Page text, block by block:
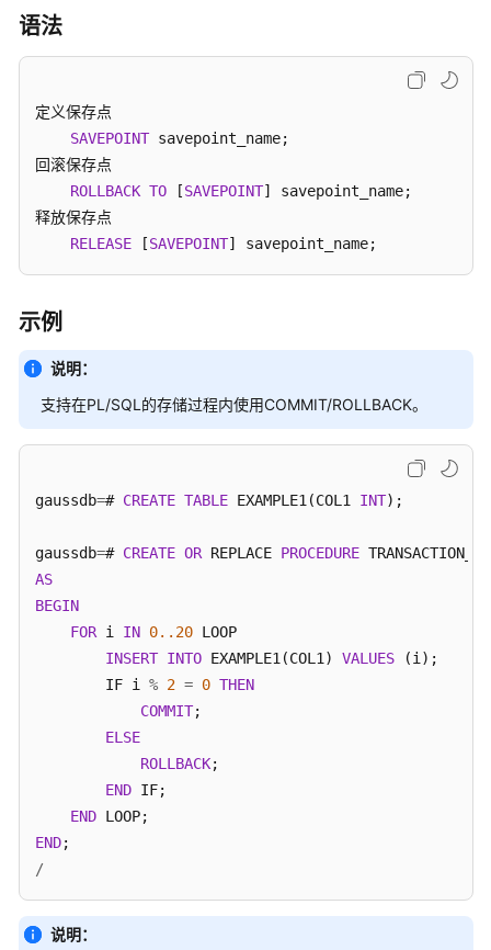
述
数
据
库
安
全
入
门
设
建
应
指
南
语法
定义保存点
SAVEPOINT savepoint_name;
回滚保存点
ROLLBACK TO [SAVEPOINT] savepoint_name;
释放保存点
RELEASE [SAVEPOINT] savepoint_name;
示例
说明：
支持在PL/SQL的存储过程内使用COMMIT/ROLLBACK。
gaussdb=# CREATE TABLE EXAMPLE1(COL1 INT);
gaussdb=# CREATE OR REPLACE PROCEDURE
AS
BEGIN
FOR i IN 0. .20 LOOP
INSERT INTO EXAMPLE1(COL1) VALUES (i);
        IF i
% 2 = 0 THEN
COMMIT;
ELSE
ROLLBACK;
END IF;
END
END
/
说明：